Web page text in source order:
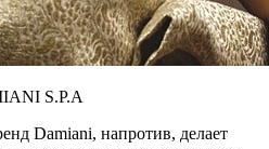
S.P.A
Damiani, напротив, делает